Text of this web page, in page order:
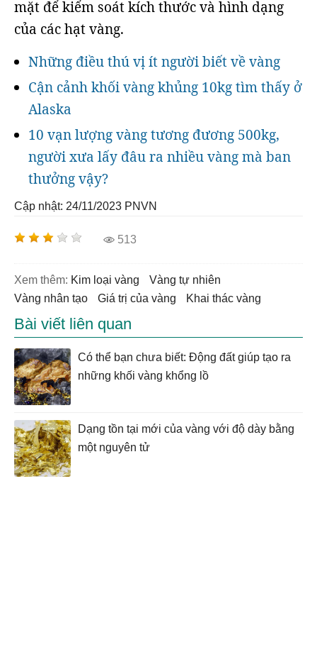
mặt để kiểm soát kích thước và hình dạng
của các hạt vàng.
Những điều thú vị ít người biết về vàng
Cận cảnh khối vàng khủng 10kg tìm thấy ở
Alaska
10 vạn lượng vàng tương đương 500kg,
người xưa lấy đâu ra nhiều vàng mà ban
thưởng vậy?
Cập nhật: 24/11/2023 PNVN
513
Xem thêm: kim loại vàng
vàng tự nhiên
vàng nhân tạo
giá trị của vàng khai thác vàng
Bài viết liên quan
Có thể bạn chưa biết: Động đất giúp tạo ra
những khối vàng khổng lồ
Dạng tồn tại mới của vàng với độ dày bằng
một nguyên tử